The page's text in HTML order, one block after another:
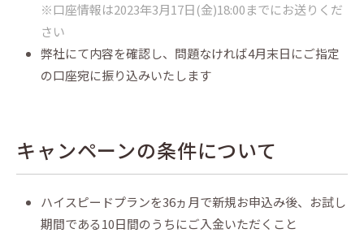
※口座情報は2023年3月17日(金)18:00までにお送りくだ
さい
弊社にて内容を確認し、問題なければ4月末日にご指定
の口座宛に振り込みいたします
キャンペーンの条件について
ハイスピードプランを36ヵ月で新規お申込み後、お試し
期間である10日間のうちにご入金いただくこと